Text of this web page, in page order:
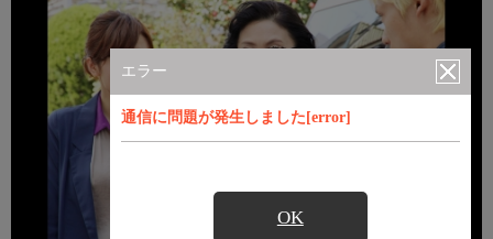
エラー
通信に問題が発生しました[error]
OK